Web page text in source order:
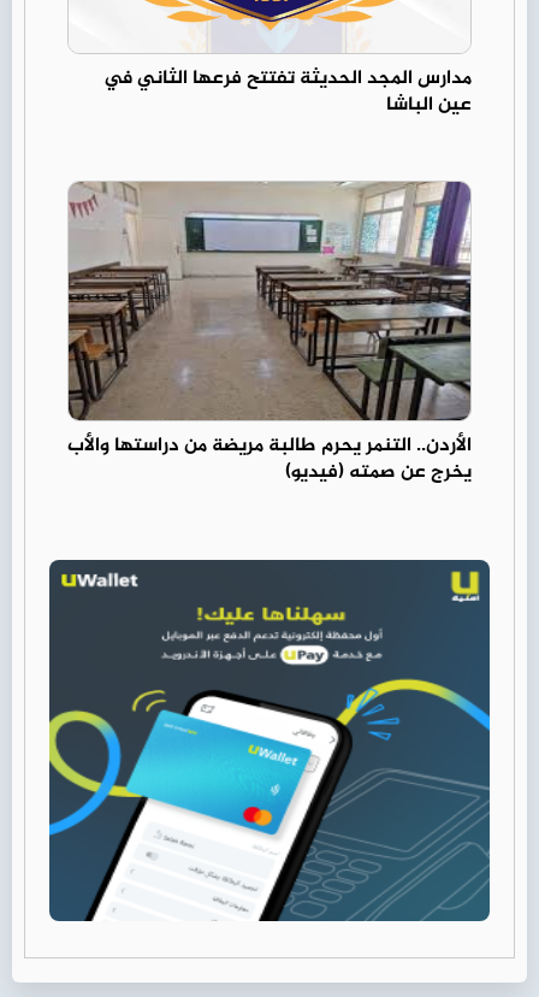
مدارس المجد الحديثة تفتتح فرعها الثاني في
عين الباشا
الأردن.. التنمر يحرم طالبة مريضة من دراستها والأب
يخرج عن صمته (فيديو)